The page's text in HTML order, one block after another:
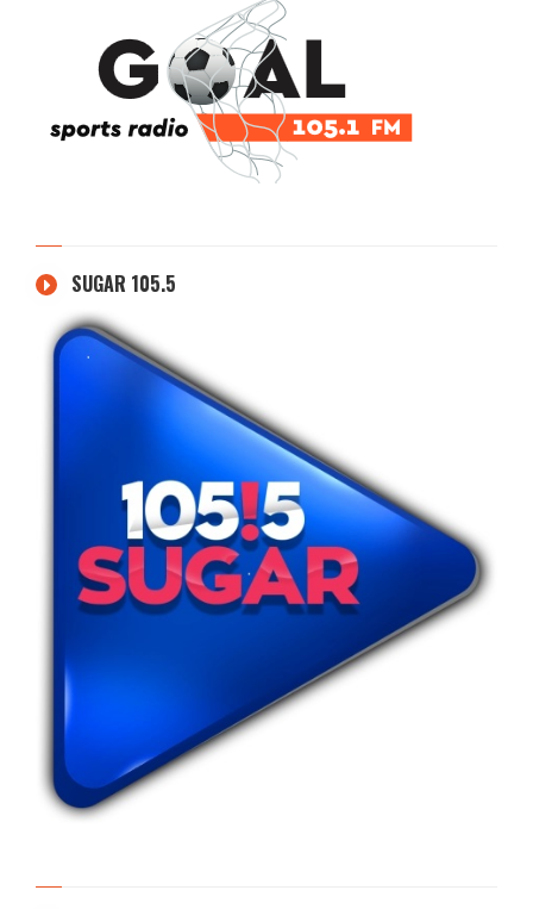
SUGAR 105.5